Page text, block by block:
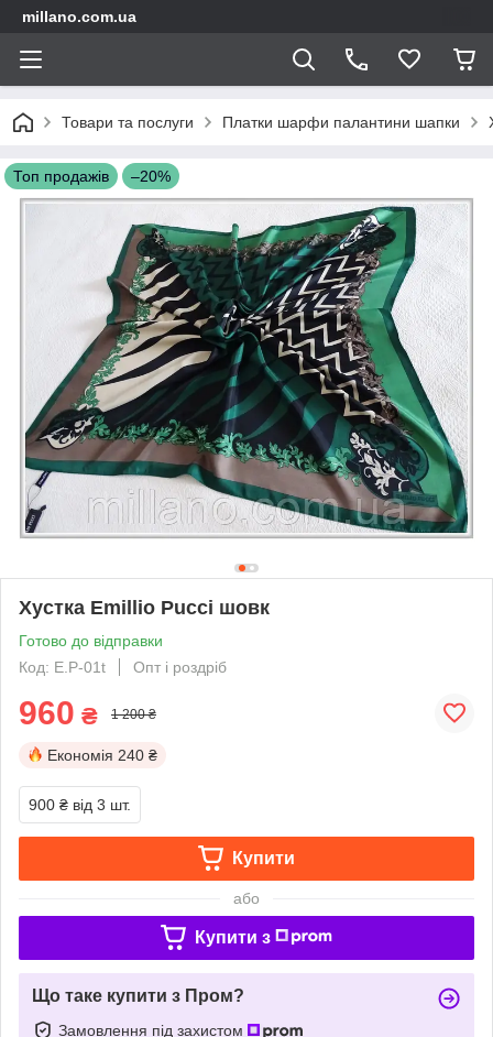
millano.com.ua
Товари та послуги Платки шарфи палантини шапки
Топ продажів –20%
Хустка Emillio Pucci шовк
Готово до відправки
Код: E.P-01t
Опт і роздріб
960 ₴ 1 200 ₴
Економія 240 ₴
900 ₴ від 3 шт.
Купити
або
Купити з
Що таке купити з Пром?
Замовлення під захистом